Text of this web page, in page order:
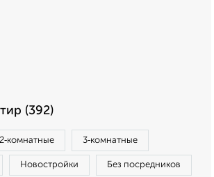
(392)
2‑комнатные 3‑комнатные
Новостройки Без посредников